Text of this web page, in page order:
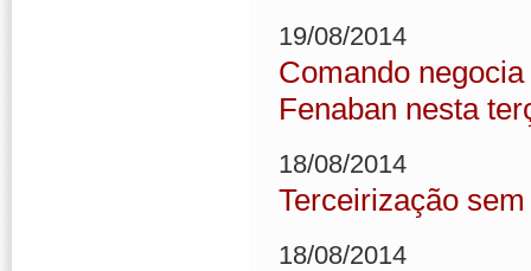
19/08/2014
Comando
Fenaban nesta
18/08/2014
Terceirização
18/08/2014